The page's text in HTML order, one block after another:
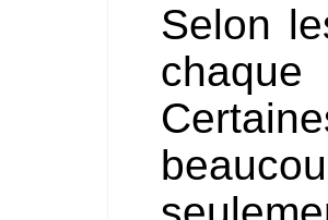
Selon